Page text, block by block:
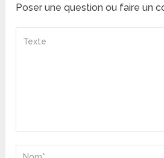
Poser une question ou faire un